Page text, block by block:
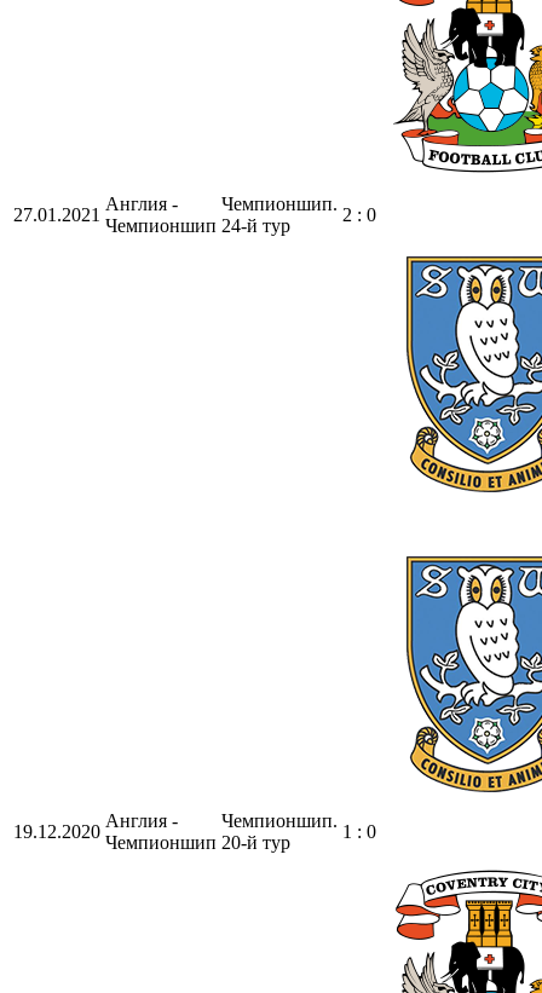
27.01.2021
Англия -
Чемпионшип
Чемпионшип.
24-й тур
2 : 0
19.12.2020
Англия -
Чемпионшип
Чемпионшип.
20-й тур
1 : 0